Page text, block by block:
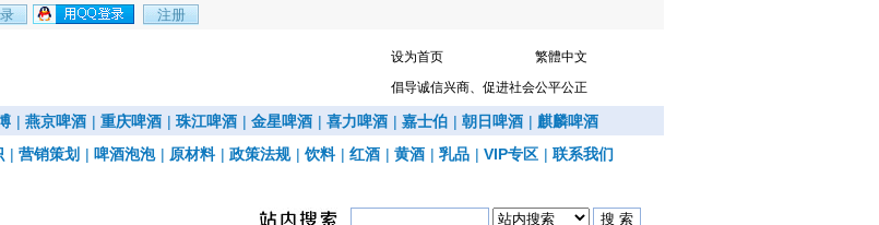
设为首页
繁體中文
倡导诚信兴商、促进社会公平公正
| 燕京啤酒 | 重庆啤酒 | 珠江啤酒 | 金星啤酒 | 喜力啤酒 | 嘉士伯 | 朝日啤酒 | 麒麟啤酒
| 营销策划 | 啤酒泡泡 | 原材料 | 政策法规 | 饮料 | 红酒 | 黄酒 | 乳品 | VIP专区 | 联系我们